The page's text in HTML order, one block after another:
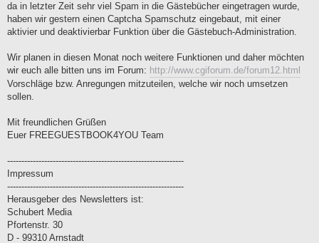
da in letzter Zeit sehr viel Spam in die Gästebücher eingetragen wurde,
haben wir gestern einen Captcha Spamschutz eingebaut, mit einer
aktivier und deaktivierbar Funktion über die Gästebuch-Administration.
Wir planen in diesen Monat noch weitere Funktionen und daher möchten
wir euch alle bitten uns im Forum: http://www.cgiforum.de/forum12.html
Vorschläge bzw. Anregungen mitzuteilen, welche wir noch umsetzen
sollen.
Mit freundlichen Grüßen
Euer FREEGUESTBOOK4YOU Team
--------------------------------------------------------------
Impressum
--------------------------------------------------------------
Herausgeber des Newsletters ist:
Schubert Media
Pfortenstr. 30
D - 99310 Arnstadt